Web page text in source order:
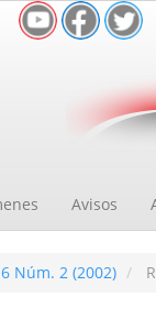
Avisos
Núm. 2 (2002)